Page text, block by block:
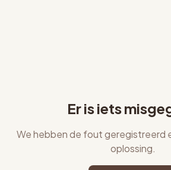
Er is iets
We hebben de fout geregistreerd
oplossing.